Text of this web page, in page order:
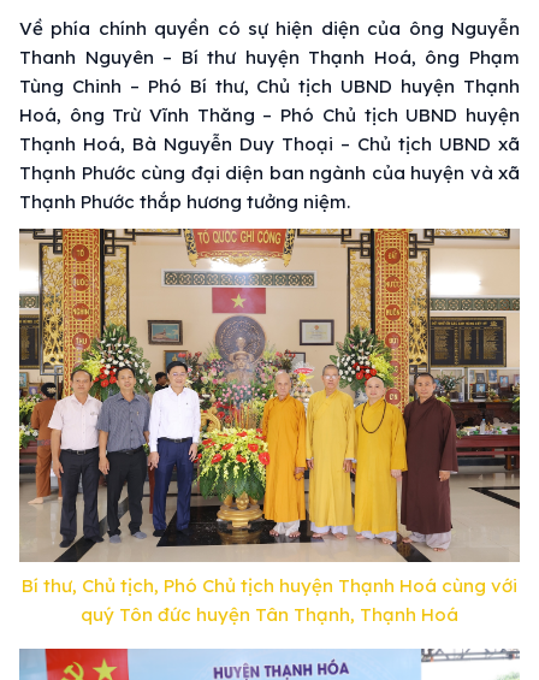
Về phía chính quyền có sự hiện diện của ông Nguyễn
Thanh Nguyên – Bí thư huyện Thạnh Hoá, ông Phạm
Tùng Chinh – Phó Bí thư, Chủ tịch UBND huyện Thạnh
Hoá, ông Trừ Vĩnh Thăng – Phó Chủ tịch UBND huyện
Thạnh Hoá, Bà Nguyễn Duy Thoại – Chủ tịch UBND xã
Thạnh Phước cùng đại diện ban ngành của huyện và xã
Thạnh Phước thắp hương tưởng niệm.
Bí thư, Chủ tịch, Phó Chủ tịch huyện Thạnh Hoá cùng với
quý Tôn đức huyện Tân Thạnh, Thạnh Hoá